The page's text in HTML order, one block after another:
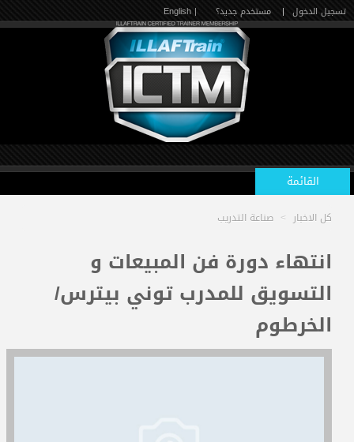
تسجيل الدخول | مستخدم جديد؟ | English
القائمة
الرئيسية
الدورات القادمة
المدربون
كل الاخبار > صناعة التدريب
انتهاء دورة فن المبيعات و
التسويق للمدرب توني بيترس/
الخرطوم